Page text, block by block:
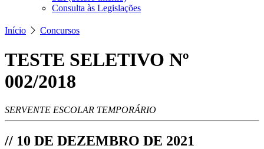
Consulta às Legislações
Início Concursos
TESTE SELETIVO Nº
002/2018
SERVENTE ESCOLAR TEMPORÁRIO
// 10 DE DEZEMBRO DE 2021